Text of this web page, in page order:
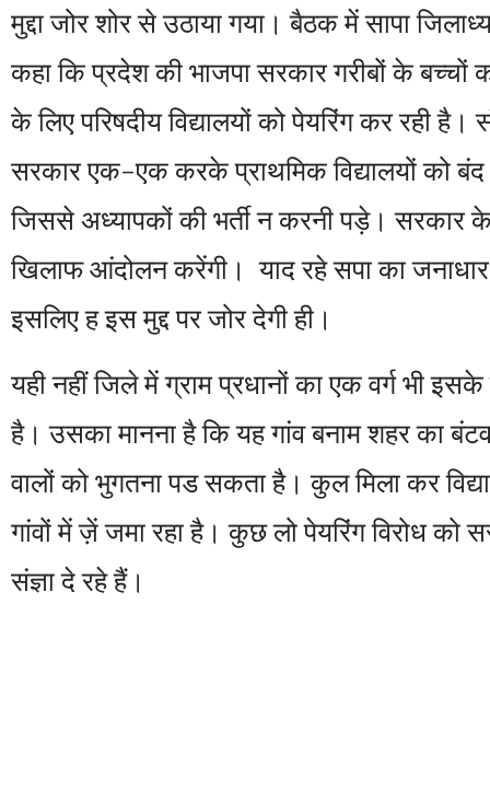
मुद्दा जोर शोर से उठाया गया। बैठक में सापा
कहा कि प्रदेश की भाजपा सरकार गरीबों के बच्चों
के लिए परिषदीय विद्यालयों को पेयरिंग कर रही
सरकार एक-एक करके प्राथमिक विद्यालयों को
जिससे अध्यापकों की भर्ती न करनी पड़े। सरकार
खिलाफ आंदोलन करेंगी। याद रहे सपा का जनाधार
इसलिए ह इस मुद्द पर जोर देगी ही।
यही नहीं जिले में ग्राम प्रधानों का एक वर्ग भी
है। उसका मानना है कि यह गांव बनाम शहर का
वालों को भुगतना पड सकता है। कुल मिला कर
गांवों में ज़ें जमा रहा है। कुछ लो पेयरिंग विरोध को
संज्ञा दे रहे हैं।